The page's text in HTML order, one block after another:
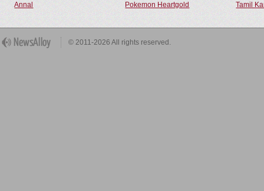
Annal
Pokemon Heartgold Tamil
© 2011-2026 All rights reserved.